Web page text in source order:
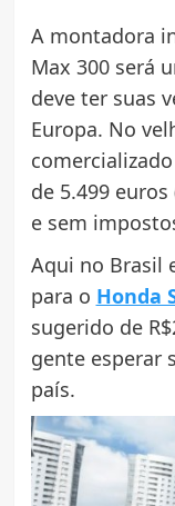
A montadora
Max 300 será
deve ter suas
Europa. No
de 5.499
e sem
Aqui no Brasil
para o Honda
sugerido de
gente esperar
país.